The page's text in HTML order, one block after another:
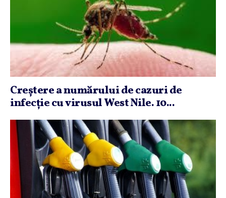
Creştere a numărului de cazuri de
infecţie cu virusul West Nile. 10...